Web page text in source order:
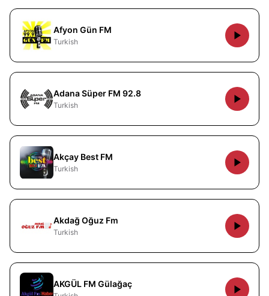
Afyon Gün FM
Turkish
Adana Süper FM 92.8
Turkish
Akçay Best FM
Turkish
Akdağ Oğuz Fm
Turkish
AKGÜL FM Gülağaç